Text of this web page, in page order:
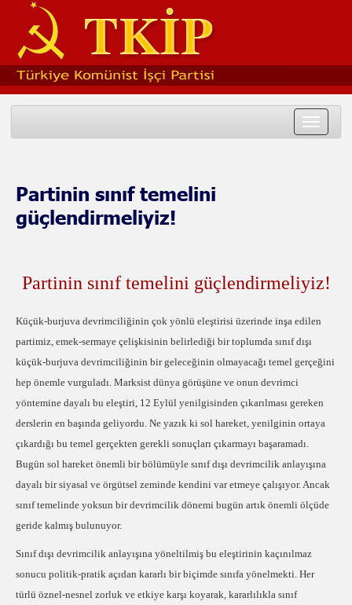
Toggle
Partinin sınıf temelini
güçlendirmeliyiz!
Partinin sınıf temelini güçlendirmeliyiz!
Küçük-burjuva devrimciliğinin çok yönlü eleştirisi üzerinde inşa edilen
partimiz, emek-sermaye çelişkisinin belirlediği bir toplumda sınıf dışı
küçük-burjuva devrimciliğinin bir geleceğinin olmayacağı temel gerçeğini
hep önemle vurguladı. Marksist dünya görüşüne ve onun devrimci
yöntemine dayalı bu eleştiri, 12 Eylül yenilgisinden çıkarılması gereken
derslerin en başında geliyordu. Ne yazık ki sol hareket, yenilginin ortaya
çıkardığı bu temel gerçekten gerekli sonuçları çıkarmayı başaramadı.
Bugün sol hareket önemli bir bölümüyle sınıf dışı devrimcilik anlayışına
dayalı bir siyasal ve örgütsel zeminde kendini var etmeye çalışıyor. Ancak
sınıf temelinde yoksun bir devrimcilik dönemi bugün artık önemli ölçüde
geride kalmış bulunuyor.
Sınıf dışı devrimcilik anlayışına yöneltilmiş bu eleştirinin kaçınılmaz
sonucu politik-pratik açıdan kararlı bir biçimde sınıfa yönelmekti. Her
türlü öznel-nesnel zorluk ve etkiye karşı koyarak, kararlılıkla sınıf